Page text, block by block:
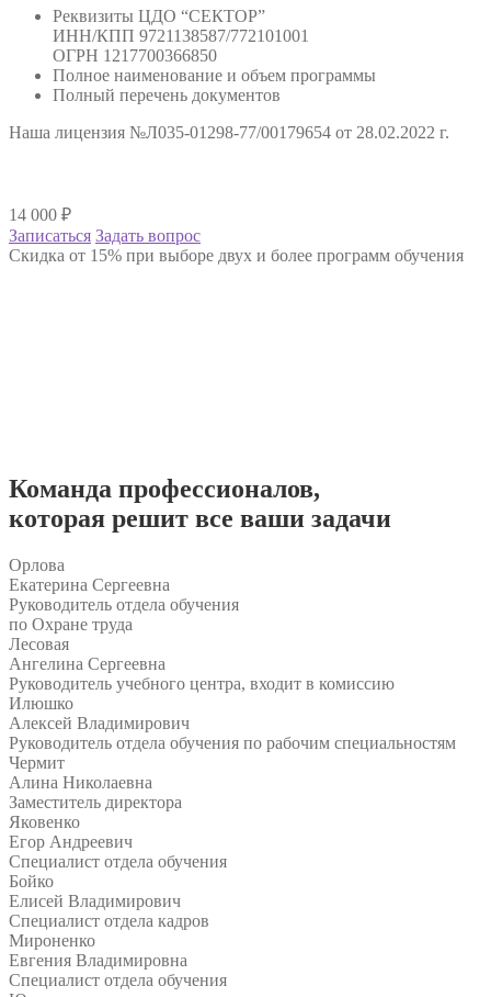
Реквизиты ЦДО “СЕКТОР”
ИНН/КПП 9721138587/772101001
ОГРН 1217700366850
Полное наименование и объем программы
Полный перечень документов
Наша лицензия №Л035-01298-77/00179654 от 28.02.2022 г.
14 000 ₽
Записаться Задать вопрос
Скидка от 15% при выборе двух и более программ обучения
Команда профессионалов,
которая решит все ваши задачи
Орлова
Екатерина Сергеевна
Руководитель отдела обучения
по Охране труда
Лесовая
Ангелина Сергеевна
Руководитель учебного центра, входит в комиссию
Илюшко
Алексей Владимирович
Руководитель отдела обучения по рабочим специальностям
Чермит
Алина Николаевна
Заместитель директора
Яковенко
Егор Андреевич
Специалист отдела обучения
Бойко
Елисей Владимирович
Специалист отдела кадров
Мироненко
Евгения Владимировна
Специалист отдела обучения